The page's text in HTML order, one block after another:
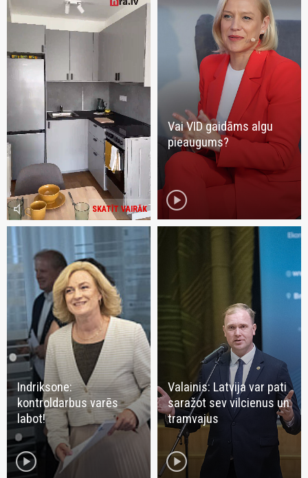
SKATĪT VAIRĀK
volume_mute
Vai VID gaidāms algu
pieaugums?
play_circle
Indriksone:
kontroldarbus varēs
labot!
play_circle
Valainis: Latvija var pati
saražot sev vilcienus un
tramvajus
play_circle